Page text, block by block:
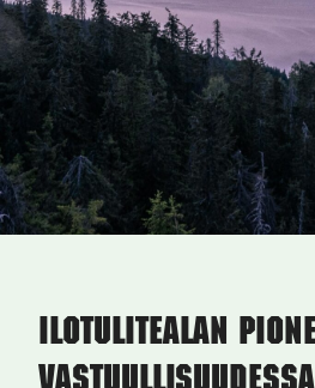
Ilotulitealan